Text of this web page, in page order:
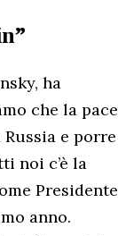
ha
che la pace
e porre
noi c’è la
Presidente
anno.